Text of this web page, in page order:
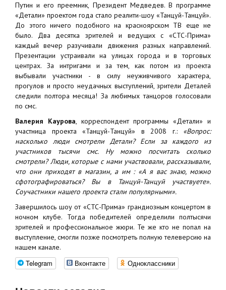
Путин и его преемник, Президент Медведев. В программе
«Детали» проектом года стало реалити-шоу «Танцуй-Танцуй».
До этого ничего подобного на красноярском ТВ еще не
было. Два десятка зрителей и ведущих с «СТС-Прима»
каждый вечер разучивали движения разных направлений.
Презентации устраивали на улицах города и в торговых
центрах. За интригами и за тем, как потом из проекта
выбывали участники - в силу неуживчивого характера,
прогулов и просто неудачных выступлений, зрители Деталей
следили полтора месяца! За любимых танцоров голосовали
по смс.
Валерия Каурова, корреспондент программы «Детали» и
участница проекта «Танцуй-Танцуй» в 2008 г.: «Вопрос:
насколько люди смотрели Детали? Если за каждого из
участников тысячи смс. Ну можно посчитать сколько
смотрели? Люди, которые с нами участвовали, рассказывали,
что они приходят в магазин, а им : «А я вас знаю, можно
сфотографироваться? Вы в Танцуй-Танцуй участвуете».
Соучастники нашего проекта стали популярными».
Завершилось шоу от «СТС-Прима» грандиозным концертом в
ночном клубе. Тогда победителей определили полтысячи
зрителей и профессиональное жюри. Те же кто не попал на
выступление, смогли позже посмотреть полную телеверсию на
нашем канале.
Telegram Вконтакте Одноклассники